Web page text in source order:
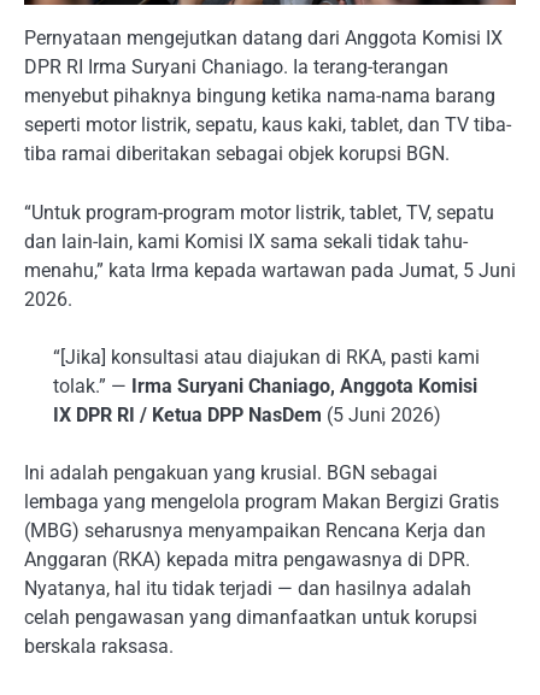
Pernyataan mengejutkan datang dari Anggota Komisi IX
DPR RI Irma Suryani Chaniago. Ia terang-terangan
menyebut pihaknya bingung ketika nama-nama barang
seperti motor listrik, sepatu, kaus kaki, tablet, dan TV tiba-
tiba ramai diberitakan sebagai objek korupsi BGN.
“Untuk program-program motor listrik, tablet, TV, sepatu
dan lain-lain, kami Komisi IX sama sekali tidak tahu-
menahu,” kata Irma kepada wartawan pada Jumat, 5 Juni
2026.
“[Jika] konsultasi atau diajukan di RKA, pasti kami
tolak.” — Irma Suryani Chaniago, Anggota Komisi
IX DPR RI / Ketua DPP NasDem (5 Juni 2026)
Ini adalah pengakuan yang krusial. BGN sebagai
lembaga yang mengelola program Makan Bergizi Gratis
(MBG) seharusnya menyampaikan Rencana Kerja dan
Anggaran (RKA) kepada mitra pengawasnya di DPR.
Nyatanya, hal itu tidak terjadi — dan hasilnya adalah
celah pengawasan yang dimanfaatkan untuk korupsi
berskala raksasa.